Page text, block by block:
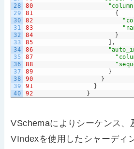
28
29
30
31
32
33
34
35
36
37
38
39
40
80
81
{
82
83
84
}
85
,
86
87
88
89
}
90
}
91
}
92
}
VSchemaによりシーケンス、
VIndexを使用したシャーディ